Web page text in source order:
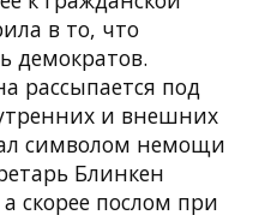
в то, что
демократов.
рассыпается под
и внешних
символом немощи
Блинкен
скорее послом при